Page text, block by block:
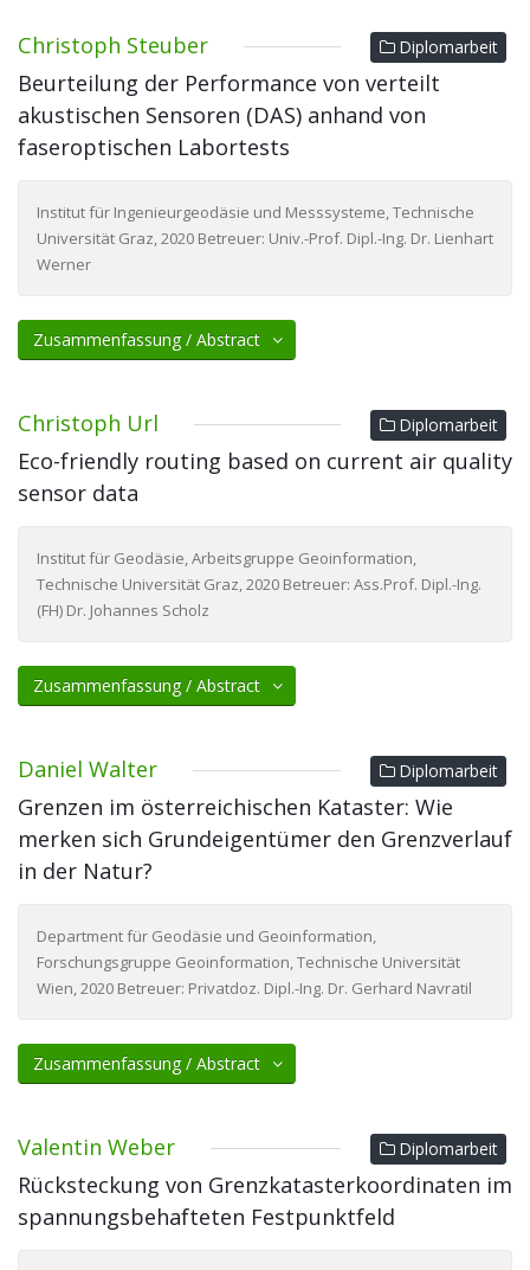
Christoph Steuber Diplomarbeit
Beurteilung der Performance von verteilt
akustischen Sensoren (DAS) anhand von
faseroptischen Labortests
Institut für Ingenieurgeodäsie und Messsysteme, Technische
Universität Graz, 2020 Betreuer: Univ.-Prof. Dipl.-Ing. Dr. Lienhart
Werner
Zusammenfassung / Abstract
Christoph Url Diplomarbeit
Eco-friendly routing based on current air quality
sensor data
Institut für Geodäsie, Arbeitsgruppe Geoinformation,
Technische Universität Graz, 2020 Betreuer: Ass.Prof. Dipl.-Ing.
(FH) Dr. Johannes Scholz
Zusammenfassung / Abstract
Daniel Walter Diplomarbeit
Grenzen im österreichischen Kataster: Wie
merken sich Grundeigentümer den Grenzverlauf
in der Natur?
Department für Geodäsie und Geoinformation,
Forschungsgruppe Geoinformation, Technische Universität
Wien, 2020 Betreuer: Privatdoz. Dipl.-Ing. Dr. Gerhard Navratil
Zusammenfassung / Abstract
Valentin Weber Diplomarbeit
Rücksteckung von Grenzkatasterkoordinaten im
spannungsbehafteten Festpunktfeld